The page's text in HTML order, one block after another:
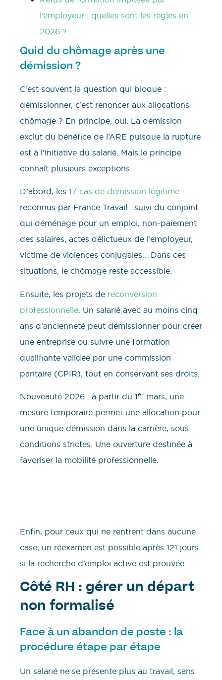
l’employeur : quelles sont les règles en
2026 ?
Quid du chômage après une
démission ?
C’est souvent la question qui bloque :
démissionner, c’est renoncer aux allocations
chômage ? En principe, oui. La démission
exclut du bénéfice de l’ARE puisque la rupture
est à l’initiative du salarié. Mais le principe
connaît plusieurs exceptions.
D’abord, les 17 cas de démission légitime
reconnus par France Travail : suivi du conjoint
qui déménage pour un emploi, non-paiement
des salaires, actes délictueux de l’employeur,
victime de violences conjugales… Dans ces
situations, le chômage reste accessible.
Ensuite, les projets de reconversion
professionnelle . Un salarié avec au moins cinq
ans d’ancienneté peut démissionner pour créer
une entreprise ou suivre une formation
qualifiante validée par une commission
paritaire (CPIR), tout en conservant ses droits.
Nouveauté 2026 : à partir du 1er mars, une
mesure temporaire permet une allocation pour
une unique démission dans la carrière, sous
conditions strictes. Une ouverture destinée à
favoriser la mobilité professionnelle.
Enfin, pour ceux qui ne rentrent dans aucune
case, un réexamen est possible après 121 jours
si la recherche d’emploi active est prouvée.
Côté RH : gérer un départ
non formalisé
Face à un abandon de poste : la
procédure étape par étape
Un salarié ne se présente plus au travail, sans